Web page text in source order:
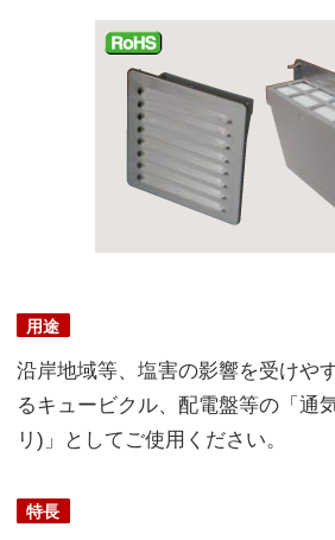
用途
沿岸地域等、塩害の影響を受けや
るキュービクル、配電盤等の「通
リ)」としてご使用ください。
特長